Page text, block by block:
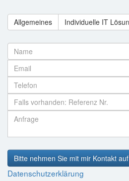
Allgemeines Individuelle IT
Bitte nehmen Sie mit mir Kontakt auf
Datenschutzerklärung